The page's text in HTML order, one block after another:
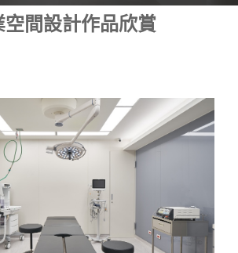
空間設計作品欣賞